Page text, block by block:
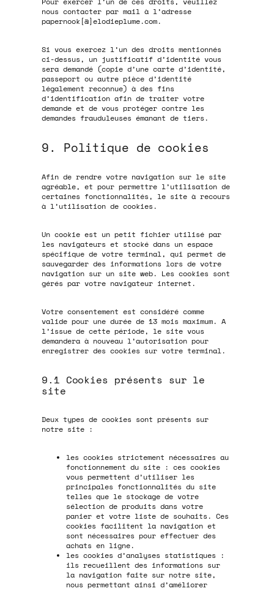
nous contacter par mail à l’adresse
papernook[@]elodieplume.com.
Si vous exercez l’un des droits mentionnés
ci-dessus, un justificatif d’identité vous
sera demandé (copie d’une carte d’identité,
passeport ou autre pièce d’identité
légalement reconnue) à des fins
d’identification afin de traiter votre
demande et de vous protéger contre les
demandes frauduleuses émanant de tiers.
9. Politique de cookies
Afin de rendre votre navigation sur le site
agréable, et pour permettre l’utilisation de
certaines fonctionnalités, le site à recours
à l’utilisation de cookies.
Un cookie est un petit fichier utilisé par
les navigateurs et stocké dans un espace
spécifique de votre terminal, qui permet de
sauvegarder des informations lors de votre
navigation sur un site web. Les cookies sont
gérés par votre navigateur internet.
Votre consentement est considéré comme
valide pour une durée de 13 mois maximum. A
l’issue de cette période, le site vous
demandera à nouveau l’autorisation pour
enregistrer des cookies sur votre terminal.
9.1 Cookies présents sur le
site
Deux types de cookies sont présents sur
notre site :
les cookies strictement nécessaires au
fonctionnement du site : ces cookies
vous permettent d’utiliser les
principales fonctionnalités du site
telles que le stockage de votre
sélection de produits dans votre
panier et votre liste de souhaits. Ces
cookies facilitent la navigation et
sont nécessaires pour effectuer des
achats en ligne.
les cookies d’analyses statistiques :
ils recueillent des informations sur
la navigation faite sur notre site,
nous permettant ainsi d’améliorer